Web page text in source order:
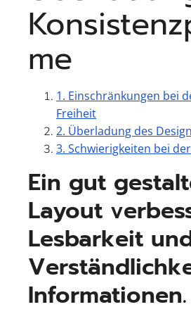
me
1. Einschränkungen bei
Freiheit
2. Überladung des
3. Schwierigkeiten bei
Ein gut
Layout
Lesbarkeit
Informationen.